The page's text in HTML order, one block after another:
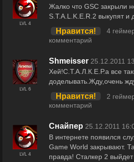
LVL 4
Жалко что GSC закрыли
S.T.A.L.K.E.R.2 выкупят
Нравится!
4
комментарий
LVL 6
Shmeisser 25.12.2011
Хей!С.Т.А.Л.К.Е.Р.а все
доделывать.Жду,очень
Нравится!
2
комментарий
LVL 4
Снайпер 25.12.2011
В интернете появился
Game World закрывают.
правда! Сталкер 2